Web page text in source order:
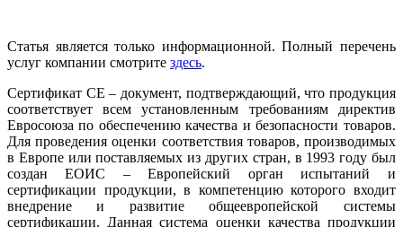
Статья является только информационной. Полный перечень
услуг компании смотрите здесь.
Сертификат СЕ – документ, подтверждающий, что продукция
соответствует всем установленным требованиям директив
Евросоюза по обеспечению качества и безопасности товаров.
Для проведения оценки соответствия товаров, производимых
в Европе или поставляемых из других стран, в 1993 году был
создан ЕОИС – Европейский орган испытаний и
сертификации продукции, в компетенцию которого входит
внедрение и развитие общеевропейской системы
сертификации. Данная система оценки качества продукции